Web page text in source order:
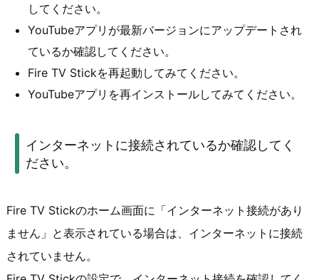
してください。
YouTubeアプリが最新バージョンにアップデートされ
ているか確認してください。
Fire TV Stickを再起動してみてください。
YouTubeアプリを再インストールしてみてください。
インターネットに接続されているか確認してく
ださい。
Fire TV Stickのホーム画面に「インターネット接続があり
ません」と表示されている場合は、インターネットに接続
されていません。